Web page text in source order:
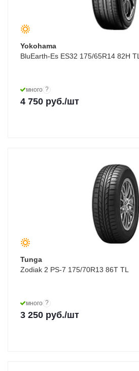
Yokohama
BluEarth-Es ES32 175/65R14 82H TL
много ?
4 750 руб./шт
Tunga
Zodiak 2 PS-7 175/70R13 86T TL
много ?
3 250 руб./шт